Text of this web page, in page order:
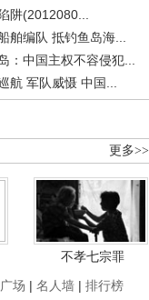
阱(2012080...
舶编队 抵钓鱼岛海...
：中国主权不容侵犯...
航 军队威慑 中国...
更多>>
不孝七宗罪
场 | 名人墙 | 排行榜